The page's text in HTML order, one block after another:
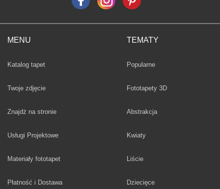
MENU
Katalog tapet
Twoje zdjęcie
Znajdż na stronie
Usługi Projektowe
Materiały fototapet
Płatność i Dostawa
TEMATY
Fototapety
Popularne
Fototapety 3D
Fototapety
Abstrakcja
Fototapety
Kwiaty
Fototapety
Liście
Fototapety
Dziecięce